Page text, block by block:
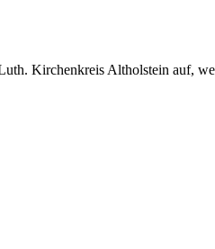
Kirchenkreis Altholstein auf,